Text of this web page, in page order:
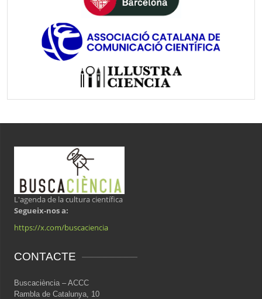
L'agenda de la cultura científica
Segueix-nos a:
https://x.com/buscaciencia
CONTACTE
Buscaciència – ACCC
Rambla de Catalunya, 10